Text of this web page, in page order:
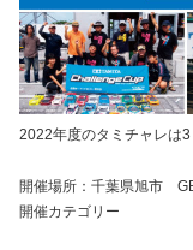
2022年度のタミチャレは
開催場所：千葉県旭市
開催カテゴリー